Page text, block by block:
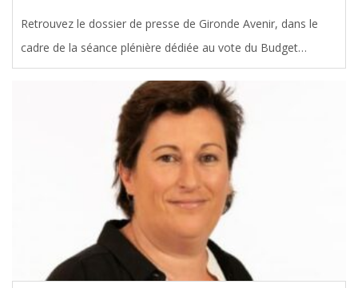
Retrouvez le dossier de presse de Gironde Avenir, dans le
cadre de la séance plénière dédiée au vote du Budget
Primitif rectificatif et du Compte Financier Unique 2025[ … ]